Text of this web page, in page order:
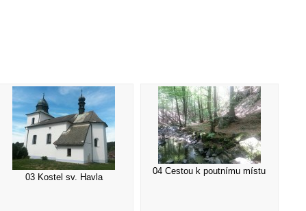
03 Kostel sv. Havla
04 Cestou k poutnímu místu